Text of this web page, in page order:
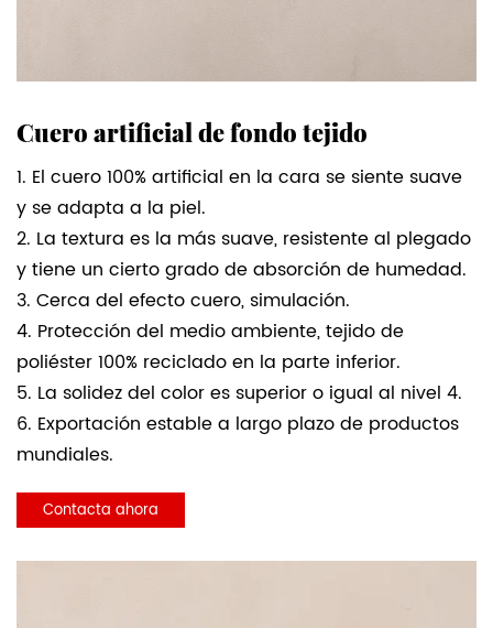
Cuero artificial de fondo tejido
1. El cuero 100% artificial en la cara se siente suave
y se adapta a la piel.
2. La textura es la más suave, resistente al plegado
y tiene un cierto grado de absorción de humedad.
3. Cerca del efecto cuero, simulación.
4. Protección del medio ambiente, tejido de
poliéster 100% reciclado en la parte inferior.
5. La solidez del color es superior o igual al nivel 4.
6. Exportación estable a largo plazo de productos
mundiales.
Contacta ahora